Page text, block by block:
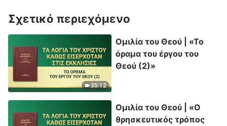
Σχετικό περιεχόμενο
35:12
Ομιλία του Θεού | «Το
όραμα του έργου του
Θεού (2)»
Ομιλία του Θεού | «Ο
θρησκευτικός τρόπος